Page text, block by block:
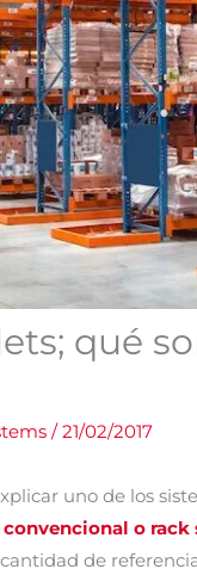
qué
/21/02/2017
uno de los
o rack
de